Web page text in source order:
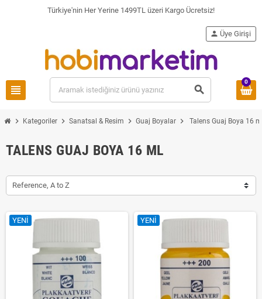
Türkiye'nin Her Yerine 1499TL üzeri Kargo Ücretsiz!
view_headline search
person Üye Girişi
0
chevron_right Kategoriler chevron_right Sanatsal & Resim chevron_right Guaj Boyalar chevron_right Talens Guaj Boya 16
TALENS GUAJ BOYA 16 ML
Reference, A to Z
YENI YENI